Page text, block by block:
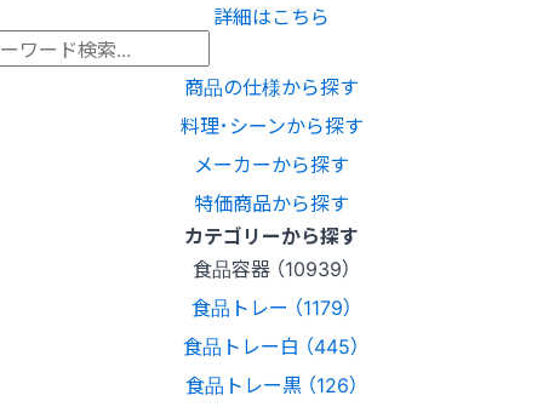
詳細はこちら
商品の仕様から探す
料理･シーンから探す
メーカーから探す
特価商品から探す
カテゴリーから探す
食品容器 （10939）
食品トレー （1179）
食品トレー白 （445）
食品トレー黒 （126）